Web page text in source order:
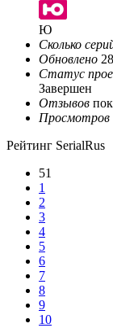
Ю
Сколько
Обновлено
Статус
Завершен
Отзывов
Просмотров
Рейтинг SerialRus
51
1
2
3
4
5
6
7
8
9
10